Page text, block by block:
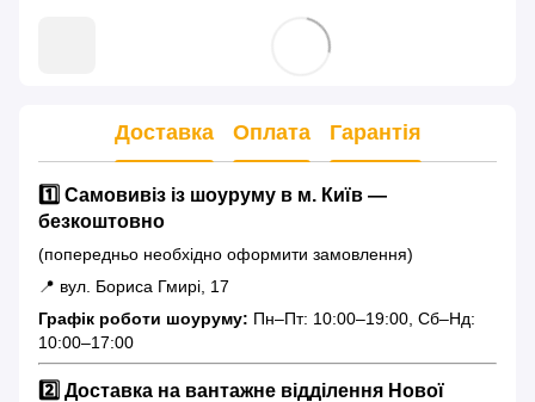
Доставка Оплата Гарантія
1️⃣ Самовивіз із шоуруму в м. Київ —
безкоштовно
(попередньо необхідно оформити замовлення)
📍 вул. Бориса Гмирі, 17
Графік роботи шоуруму: Пн–Пт: 10:00–19:00, Сб–Нд:
10:00–17:00
2️⃣ Доставка на вантажне відділення Нової